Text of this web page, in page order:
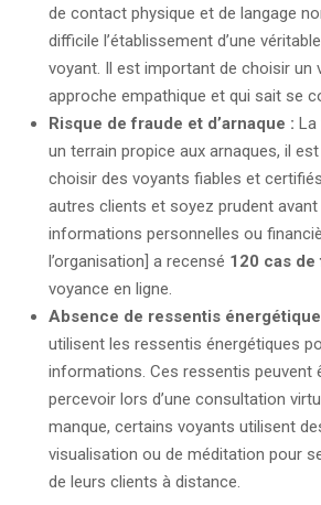
de contact physique et de langage
difficile l’établissement d’une
voyant. Il est important de choisir un
approche empathique et qui sait se
Risque de fraude et d’arnaque : La
un terrain propice aux arnaques, il
choisir des voyants fiables et
autres clients et soyez prudent avant
informations personnelles ou
l’organisation] a recensé 120 cas de
voyance en ligne.
Absence de ressentis
utilisent les ressentis énergétiques
informations. Ces ressentis peuvent
percevoir lors d’une consultation
manque, certains voyants utilisent
visualisation ou de méditation pour
de leurs clients à distance.